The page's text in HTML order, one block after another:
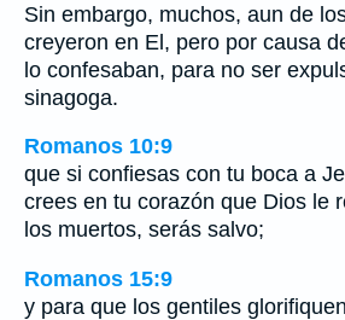
Sin embargo, muchos, aun de
creyeron en El, pero por causa
lo confesaban, para no ser
sinagoga.
Romanos 10:9
que si confiesas con tu boca a
crees en tu corazón que Dios le
los muertos, serás salvo;
Romanos 15:9
y para que los gentiles